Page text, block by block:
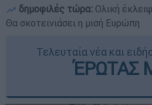
δημοφιλές τώρα: Ολική
Θα σκοτεινιάσει η μισή Ευρώπη
Τελευταία νέα και
ΈΡΩΤΑΣ